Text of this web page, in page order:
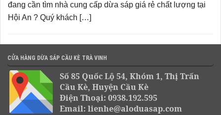
đang cần tìm nhà cung cấp dừa sáp giá rẻ chất lượng tại
Hội An ? Quý khách […]
CỬA HÀNG DỪA SÁP CẦU KÈ TRÀ VINH
Số 85 Quốc Lộ 54, Khóm 1, Thị Trấn
Cầu Kè, Huyện Cầu Kè
Điện Thoại: 0938.192.595
Email: lienhe@aloduasap.com